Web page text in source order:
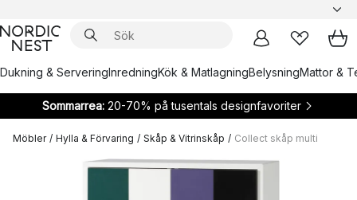
Dukning & ServeringInredningKök & MatlagningBelysningMattor &
Sommarrea:20-70% på tusentals designfavoriter
Möbler / Hylla & Förvaring / Skåp & Vitrinskåp / Collect skåp multi